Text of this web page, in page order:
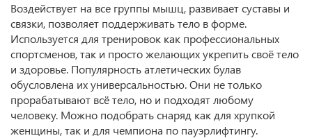
Воздействует на все группы мышц, развивает суставы и
связки, позволяет поддерживать тело в форме.
Используется для тренировок как профессиональных
спортсменов, так и просто желающих укрепить своё тело
и здоровье. Популярность атлетических булав
обусловлена их универсальностью. Они не только
прорабатывают всё тело, но и подходят любому
человеку. Можно подобрать снаряд как для хрупкой
женщины, так и для чемпиона по пауэрлифтингу.